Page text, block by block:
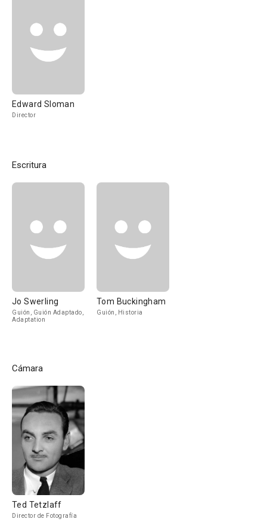
Edward Sloman
Director
Escritura
Jo Swerling
Guión, Guión Adaptado,
Adaptation
Tom Buckingham
Guión, Historia
Cámara
Ted Tetzlaff
Director de Fotografía